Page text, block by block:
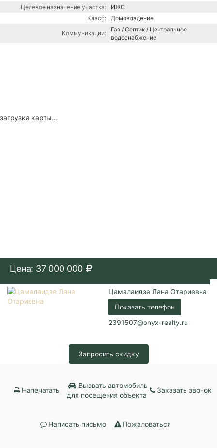
Целевое назначение участка:
ИЖС
Класс:
Домовладение
Коммуникации:
Газ / Септик / Центральное
водоснабжение
загрузка карты...
Цена: 37 000 000
Цамалаидзе Лана Отариевна
Показать телефон
2391507@onyx-realty.ru
Запросить скидку
Напечатать
Вызвать автомобиль
для посещения объекта
Заказать звонок
Написать письмо Пожаловаться